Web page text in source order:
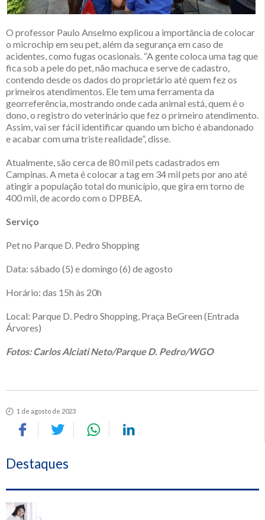
O professor Paulo Anselmo explicou a importância de colocar
o microchip em seu pet, além da segurança em caso de
acidentes, como fugas ocasionais. “A gente coloca uma tag que
fica sob a pele do pet, não machuca e serve de cadastro,
contendo desde os dados do proprietário até quem fez os
primeiros atendimentos. Ele tem uma ferramenta da
georreferência, mostrando onde cada animal está, quem é o
dono, o registro do veterinário que fez o primeiro atendimento.
Assim, vai ser fácil identificar quando um bicho é abandonado
e acabar com uma triste realidade”, disse.
Atualmente, são cerca de 80 mil pets cadastrados em
Campinas. A meta é colocar a tag em 34 mil pets por ano até
atingir a população total do município, que gira em torno de
400 mil, de acordo com o DPBEA.
Serviço
Pet no Parque D. Pedro Shopping
Data: sábado (5) e domingo (6) de agosto
Horário: das 15h às 20h
Local: Parque D. Pedro Shopping, Praça BeGreen (Entrada
Árvores)
Fotos: Carlos Alciati Neto/Parque D. Pedro/WGO
1 de agosto de 2023
Destaques